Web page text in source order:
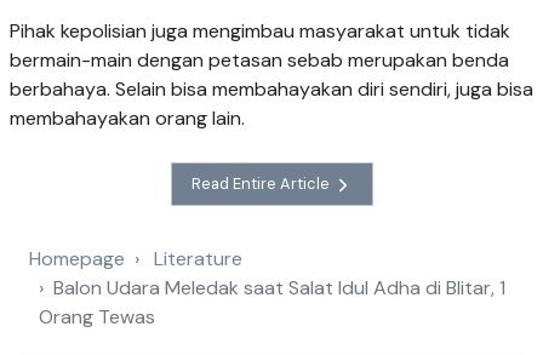
Pihak kepolisian juga mengimbau masyarakat untuk tidak
bermain-main dengan petasan sebab merupakan benda
berbahaya. Selain bisa membahayakan diri sendiri, juga bisa
membahayakan orang lain.
Read Entire Article
Homepage
Literature
Balon Udara Meledak saat Salat Idul Adha di Blitar, 1
Orang Tewas